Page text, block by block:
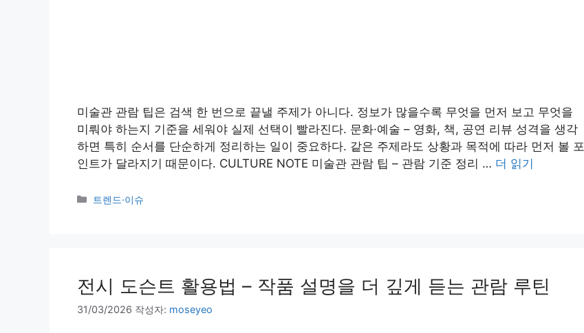
미술관 관람 팁은 검색 한 번으로 끝낼 주제가 아니다. 정보가 많을수록 무엇을 먼저 보고 무엇을
미뤄야 하는지 기준을 세워야 실제 선택이 빨라진다. 문화·예술 – 영화, 책, 공연 리뷰 성격을 생각
하면 특히 순서를 단순하게 정리하는 일이 중요하다. 같은 주제라도 상황과 목적에 따라 먼저 볼 포
인트가 달라지기 때문이다. CULTURE NOTE 미술관 관람 팁 – 관람 기준 정리 … 더 읽기
카
트렌드·이슈
전시 도슨트 활용법 – 작품 설명을 더 깊게 듣는 관람 루틴
31/03/2026 작성자: moseyeo